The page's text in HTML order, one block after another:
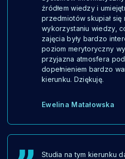
źródłem wiedzy i
przedmiotów skupiał się
wykorzystaniu wiedzy,
zajęcia były bardzo
poziom merytoryczny
przyjazna atmosfera
dopełnieniem bardzo
kierunku. Dziękuję.
Ewelina Matałowska
Studia na tym kierunku